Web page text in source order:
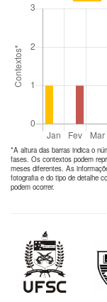
*A altura das barras indica o
fases. Os contextos podem
meses diferentes. As
fotografia e do tipo de detalhe
podem ocorrer.